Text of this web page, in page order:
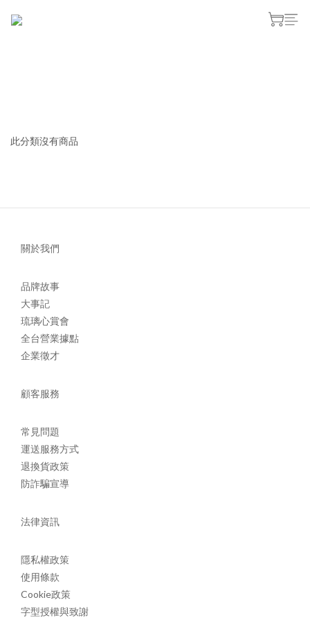
此分類沒有商品
關於我們
品牌故事
大事記
琉璃心賞會
全台營業據點
企業徵才
顧客服務
常見問題
運送服務方式
退換貨政策
防詐騙宣導
法律資訊
隱私權政策
使用條款
Cookie政策
字型授權與致謝